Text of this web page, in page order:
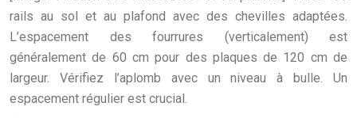
rails au sol et au plafond avec des chevilles adaptées.
L’espacement des fourrures (verticalement) est
généralement de 60 cm pour des plaques de 120 cm de
largeur. Vérifiez l’aplomb avec un niveau à bulle. Un
espacement régulier est crucial.